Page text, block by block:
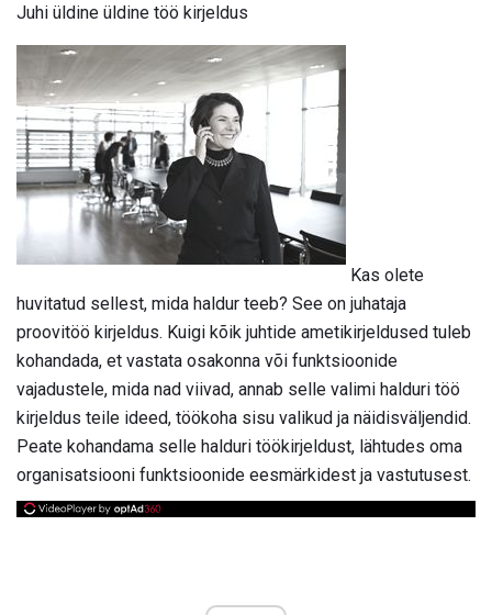
Juhi üldine üldine töö kirjeldus
Kas olete
huvitatud sellest, mida haldur teeb? See on juhataja
proovitöö kirjeldus. Kuigi kõik juhtide ametikirjeldused tuleb
kohandada, et vastata osakonna või funktsioonide
vajadustele, mida nad viivad, annab selle valimi halduri töö
kirjeldus teile ideed, töökoha sisu valikud ja näidisväljendid.
Peate kohandama selle halduri töökirjeldust, lähtudes oma
organisatsiooni funktsioonide eesmärkidest ja vastutusest.